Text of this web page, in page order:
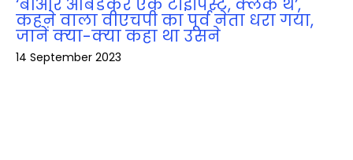
‘बीआर आंबेडकर एक टाइपिस्ट, क्लर्क थे’,
कहने वाला वीएचपी का पूर्व नेता धरा गया,
जानें क्‍या-क्‍या कहा था उसने
14 September 2023